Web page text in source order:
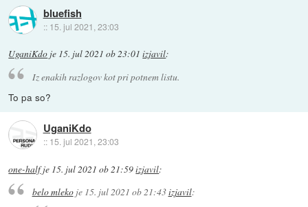
bluefish
:: 15. jul 2021, 23:03
UganiKdo je 15. jul 2021 ob 23:01 izjavil:
Iz enakih razlogov kot pri potnem listu.
To pa so?
UganiKdo
:: 15. jul 2021, 23:03
one-halfje 15. jul 2021 ob 21:59izjavil:
belo mlekoje 15. jul 2021 ob 21:43izjavil: